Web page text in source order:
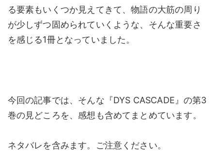
る要素もいくつか見えてきて、物語の大筋の周り
が少しずつ固められていくような、そんな重要さ
を感じる1冊となっていました。
今回の記事では、そんな『DYS CASCADE』の第3
巻の見どころを、感想も含めてまとめています。
ネタバレを含みます。ご注意ください。